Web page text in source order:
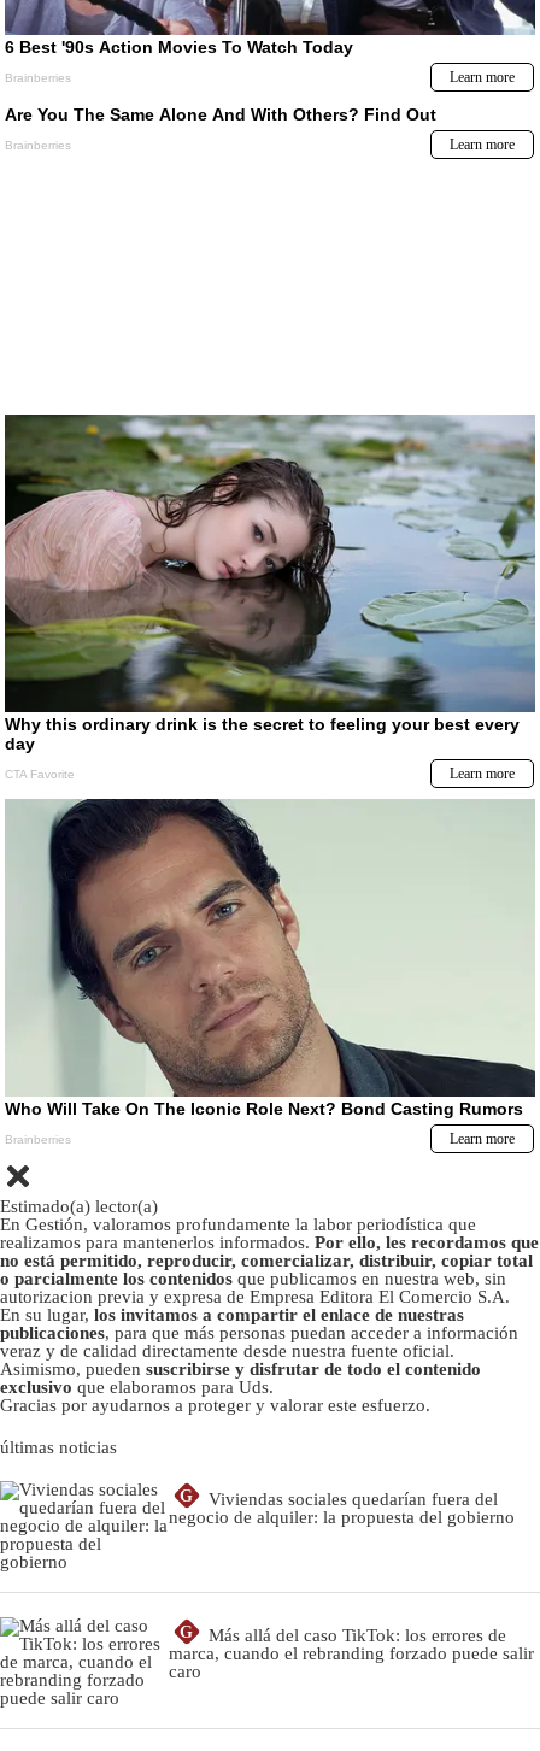
Estimado(a) lector(a)
En Gestión, valoramos profundamente la labor periodística que
realizamos para mantenerlos informados. Por ello, les recordamos que
no está permitido, reproducir, comercializar, distribuir, copiar total
o parcialmente los contenidos que publicamos en nuestra web, sin
autorizacion previa y expresa de Empresa Editora El Comercio S.A.
En su lugar, los invitamos a compartir el enlace de nuestras
publicaciones, para que más personas puedan acceder a información
veraz y de calidad directamente desde nuestra fuente oficial.
Asimismo, pueden suscribirse y disfrutar de todo el contenido
exclusivo que elaboramos para Uds.
Gracias por ayudarnos a proteger y valorar este esfuerzo.
últimas noticias
G
Viviendas sociales quedarían fuera del
negocio de alquiler: la propuesta del gobierno
G
Más allá del caso TikTok: los errores de
marca, cuando el rebranding forzado puede salir
caro